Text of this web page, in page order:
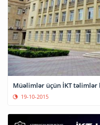
Müəlimlər üçün İKT təlimlər
19-10-2015